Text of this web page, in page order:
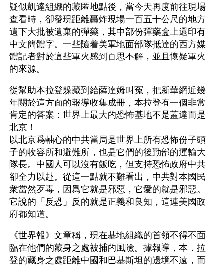
疑似凱達組織的藏匿地點後，當今天再度前往現場
查看時，卻發現距離轟炸現場一百五十公尺的地方
遺下大批被遺棄的彈藥，其中部份彈藥盒上還印有
中文簡體字。一些隨着美軍地面部隊抵達的西方媒
體記者對於這些軍火感到百思不解，並且懷疑軍火
的來源。
從幫助本拉登躲藏到給薩達姆叫冤，把新華網近幾
年關於這方面的報導收集成冊，本拉登有一個非常
肯定的答案：世界上最大的恐怖基地不是蓋達而是
北京！
以北京爲軸心的中共當局是世界上所有恐怖份子頭
子的收容所和避難所，也是它們的後勤部的運輸大
隊長。中國人可以沒有飯吃，但支持恐怖政府中共
卻全力以赴。從這一點就不難看出，中共對本國民
衆當然歹毒，因爲它就是邪惡，它愛的就是邪惡。
它說的「反恐」反的就是正義和良知，這連美國政
府都知道。
《世界報》文章稱，現在基地組織的首領不得不面
臨在他們的藏身之處被捕的風險。據報導，本．拉
登的藏身之處距離中國和巴基斯坦的邊境不遠，而